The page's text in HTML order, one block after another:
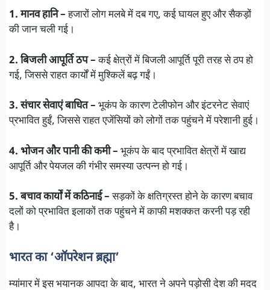
1. मानव हानि –हजारों लोग मलबे में दब गए, कई घायल हुए और सैकड़ों
की जान चली गई।
2. बिजली आपूर्ति ठप –कई क्षेत्रों में बिजली आपूर्ति पूरी तरह से ठप हो
गई, जिससे राहत कार्यों में मुश्किलें बढ़ गईं।
3. संचार सेवाएं बाधित – भूकंप के कारण टेलीफोन और इंटरनेट सेवाएं
प्रभावित हुईं, जिससे राहत एजेंसियों को लोगों तक पहुंचने में परेशानी हुई।
4. भोजन और पानी की कमी – भूकंप के बाद प्रभावित क्षेत्रों में खाद्य
आपूर्ति और पेयजल की गंभीर समस्या उत्पन्न हो गई।
5. बचाव कार्यों में कठिनाई –सड़कों के क्षतिग्रस्त होने के कारण बचाव
दलों को प्रभावित इलाकों तक पहुंचने में काफी मशक्कत करनी पड़ रही
है।
भारत का ‘ऑपरेशन ब्रह्मा’
म्यांमार में इस भयानक आपदा के बाद, भारत ने अपने पड़ोसी देश की मदद